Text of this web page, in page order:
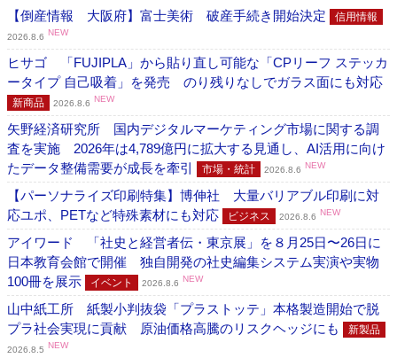
【倒産情報 大阪府】富士美術 破産手続き開始決定 信用情報
2026.8.6 NEW
ヒサゴ 「FUJIPLA」から貼り直し可能な「CPリーフ ステッカ
ータイプ 自己吸着」を発売 のり残りなしでガラス面にも対応
新商品 2026.8.6 NEW
矢野経済研究所 国内デジタルマーケティング市場に関する調
査を実施 2026年は4,789億円に拡大する見通し、AI活用に向け
たデータ整備需要が成長を牽引
市場・統計 2026.8.6 NEW
【パーソナライズ印刷特集】博伸社 大量バリアブル印刷に対
応ユポ、PETなど特殊素材にも対応
ビジネス 2026.8.6 NEW
アイワード 「社史と経営者伝・東京展」を８月25日〜26日に
日本教育会館で開催 独自開発の社史編集システム実演や実物
100冊を展示
イベント 2026.8.6 NEW
山中紙工所 紙製小判抜袋「プラストッテ」本格製造開始で脱
プラ社会実現に貢献 原油価格高騰のリスクヘッジにも
新製品
2026.8.5 NEW